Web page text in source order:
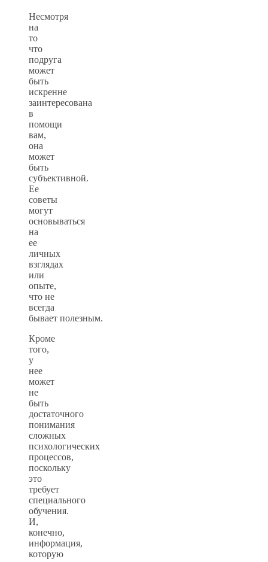
Несмотря
на
то
что
подруга
может
быть
искренне
заинтересована
в
помощи
вам,
она
может
быть
субъективной.
Ее
советы
могут
основываться
на
ее
личных
взглядах
или
опыте,
что не
всегда
бывает полезным.
Кроме
того,
у
нее
может
не
быть
достаточного
понимания
сложных
психологических
процессов,
поскольку
это
требует
специального
обучения.
И,
конечно,
информация,
которую